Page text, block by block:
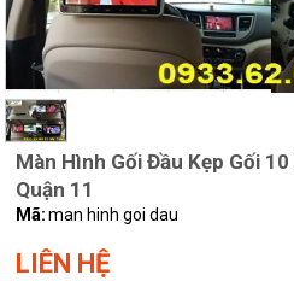
Màn Hình Gối Đầu Kẹp Gối
Quận 11
Mã: man hinh goi dau
LIÊN HỆ